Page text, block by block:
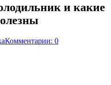
и какие
Комментарии: 0